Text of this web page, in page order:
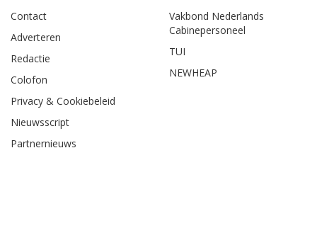
Contact
Adverteren
Redactie
Colofon
Privacy & Cookiebeleid
Nieuwsscript
Partnernieuws
Vakbond Nederlands
Cabinepersoneel
TUI
NEWHEAP